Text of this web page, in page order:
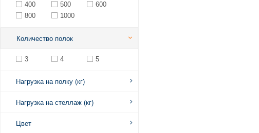
400 500
600
800
1000
Количество полок
3 4 5
Нагрузка на полку (кг)
Нагрузка на стеллаж (кг)
Цвет